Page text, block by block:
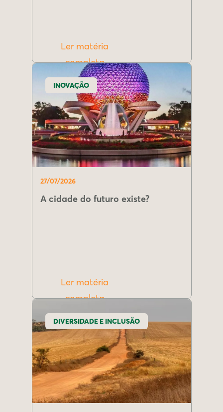
Ler matéria
completa
INOVAÇÃO
27/07/2026
A cidade do futuro existe?
Ler matéria
completa
DIVERSIDADE E INCLUSÃO